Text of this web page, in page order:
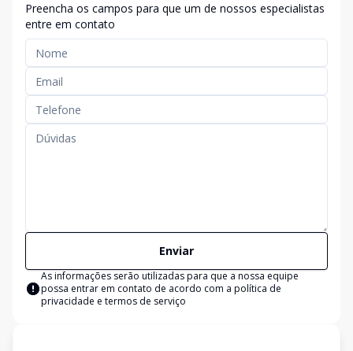
Preencha os campos para que um de nossos especialistas
entre em contato
Enviar
As informações serão utilizadas para que a nossa equipe
possa entrar em contato de acordo com a política de
privacidade e termos de serviço